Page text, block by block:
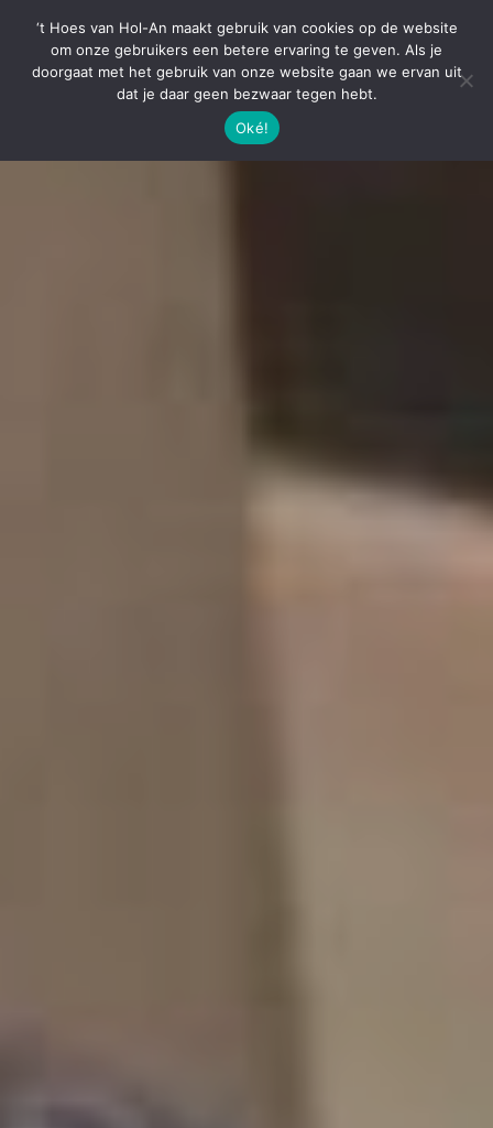
‘t Hoes van Hol-An maakt gebruik van cookies op de website
om onze gebruikers een betere ervaring te geven. Als je
doorgaat met het gebruik van onze website gaan we ervan uit
dat je daar geen bezwaar tegen hebt.
Oké!